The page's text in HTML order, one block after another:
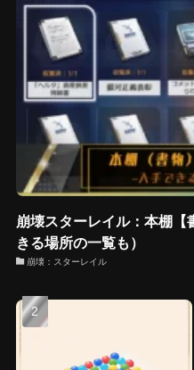
崩壊スターレイル：本棚
きる場所の一覧も）
崩壊：スターレイル